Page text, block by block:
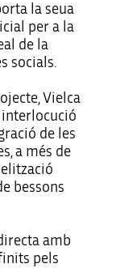
la seua
per a la
de la
socials.
Vielca
interlocució
de les
a més de
bessons
directa amb
pels